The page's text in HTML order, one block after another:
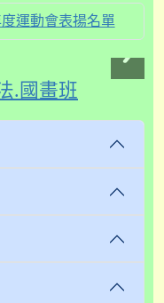
度運動會表揚名單
.國畫班